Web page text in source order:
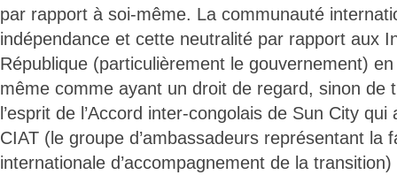
par rapport à soi-même. La communauté
indépendance et cette neutralité par rapport aux
République (particulièrement le gouvernement)
même comme ayant un droit de regard, sinon de
l’esprit de l’Accord inter-congolais de Sun City
CIAT (le groupe d’ambassadeurs représentant la
internationale d’accompagnement de la